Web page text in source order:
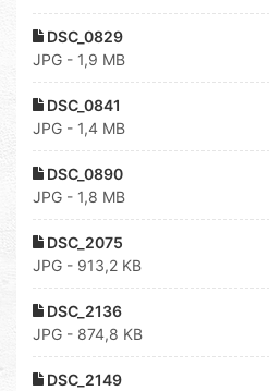
DSC_0829
JPG - 1,9 MB
DSC_0841
JPG - 1,4 MB
DSC_0890
JPG - 1,8 MB
DSC_2075
JPG - 913,2 KB
DSC_2136
JPG - 874,8 KB
DSC_2149